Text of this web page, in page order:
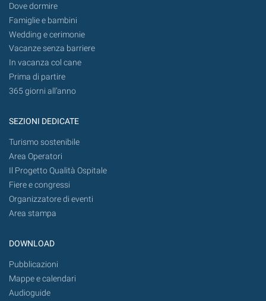
Dove dormire
Famiglie e bambini
Wedding e cerimonie
Vacanze senza barriere
In vacanza col cane
Prima di partire
365 giorni all’anno
SEZIONI DEDICATE
Turismo sostenibile
Area Operatori
Il Progetto Qualità Ospitale
Fiere e congressi
Organizzatore di eventi
Area stampa
DOWNLOAD
Pubblicazioni
Mappe e calendari
Audioguide